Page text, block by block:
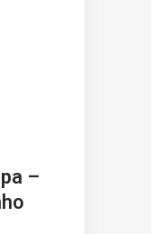
–